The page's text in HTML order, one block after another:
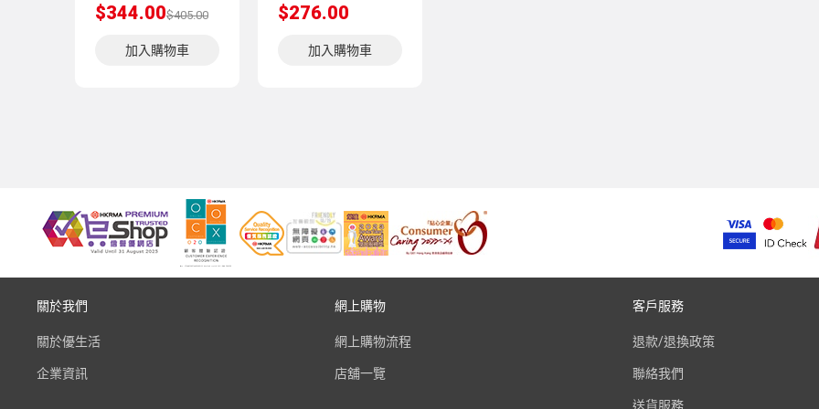
$344.00$405.00
加入購物車
$276.00
加入購物車
關於我們
關於優生活
企業資訊
網上購物
網上購物流程
店舖一覽
客戶服務
退款/退換政策
聯絡我們
送貨服務